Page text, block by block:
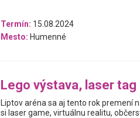
Termín: 15.08.2024
Mesto: Humenné
Lego výstava, laser
Liptov aréna sa aj tento rok premení
si laser game, virtuálnu realitu,